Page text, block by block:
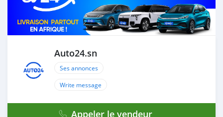
achetez une voiture avec un historique réel, sans fraude
✅ Entretien sérieux – les voitures belges sont suivies
dans des ateliers agréés de la marque ou dans des
✅ Transport et assurance inclus – le véhicule est
expédié par bateau jusqu'au Sénégal et reste assuré
pendant tout le transport
✅ Processus simple et transparent – vous choisissez la
Auto24.sn
Ses annonces
Write message
Appeler le vendeur